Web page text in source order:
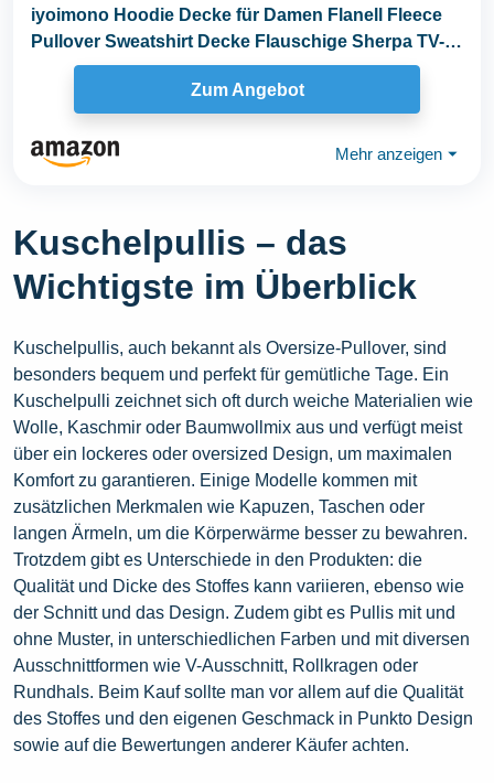
iyoimono Hoodie Decke für Damen Flanell Fleece
Pullover Sweatshirt Decke Flauschige Sherpa TV-
Decke...
Zum Angebot
Mehr anzeigen ⏷
Kuschelpullis – das
Wichtigste im Überblick
Kuschelpullis, auch bekannt als Oversize-Pullover, sind
besonders bequem und perfekt für gemütliche Tage. Ein
Kuschelpulli zeichnet sich oft durch weiche Materialien wie
Wolle, Kaschmir oder Baumwollmix aus und verfügt meist
über ein lockeres oder oversized Design, um maximalen
Komfort zu garantieren. Einige Modelle kommen mit
zusätzlichen Merkmalen wie Kapuzen, Taschen oder
langen Ärmeln, um die Körperwärme besser zu bewahren.
Trotzdem gibt es Unterschiede in den Produkten: die
Qualität und Dicke des Stoffes kann variieren, ebenso wie
der Schnitt und das Design. Zudem gibt es Pullis mit und
ohne Muster, in unterschiedlichen Farben und mit diversen
Ausschnittformen wie V-Ausschnitt, Rollkragen oder
Rundhals. Beim Kauf sollte man vor allem auf die Qualität
des Stoffes und den eigenen Geschmack in Punkto Design
sowie auf die Bewertungen anderer Käufer achten.